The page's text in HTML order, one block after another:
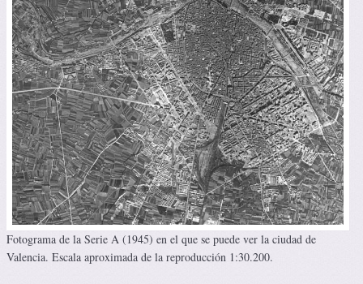
Fotograma de la Serie A (1945) en el que se puede ver la ciudad de
Valencia. Escala aproximada de la reproducción 1:30.200.